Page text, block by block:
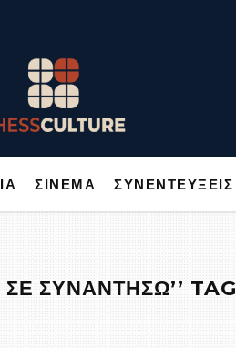
ΣΙΝΕΜΑ ΣΥΝΕΝΤΕΥΞΕΙΣ
ΣΥΝΑΝΤΗΣΩ’’ TAG